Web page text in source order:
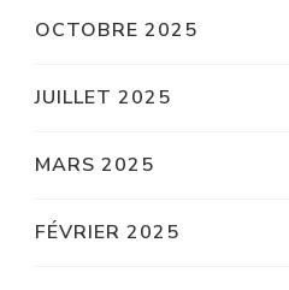
OCTOBRE 2025
JUILLET 2025
MARS 2025
FÉVRIER 2025